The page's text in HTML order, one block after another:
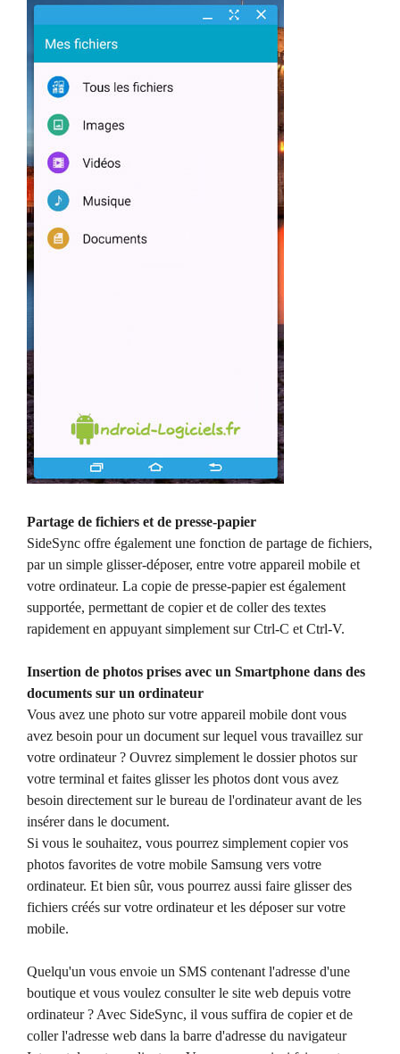
Partage de fichiers et de presse-papier
SideSync offre également une fonction de partage de fichiers,
par un simple glisser-déposer, entre votre appareil mobile et
votre ordinateur. La copie de presse-papier est également
supportée, permettant de copier et de coller des textes
rapidement en appuyant simplement sur Ctrl-C et Ctrl-V.
Insertion de photos prises avec un Smartphone dans des
documents sur un ordinateur
Vous avez une photo sur votre appareil mobile dont vous
avez besoin pour un document sur lequel vous travaillez sur
votre ordinateur ? Ouvrez simplement le dossier photos sur
votre terminal et faites glisser les photos dont vous avez
besoin directement sur le bureau de l'ordinateur avant de les
insérer dans le document.
Si vous le souhaitez, vous pourrez simplement copier vos
photos favorites de votre mobile Samsung vers votre
ordinateur. Et bien sûr, vous pourrez aussi faire glisser des
fichiers créés sur votre ordinateur et les déposer sur votre
mobile.
Quelqu'un vous envoie un SMS contenant l'adresse d'une
boutique et vous voulez consulter le site web depuis votre
ordinateur ? Avec SideSync, il vous suffira de copier et de
coller l'adresse web dans la barre d'adresse du navigateur